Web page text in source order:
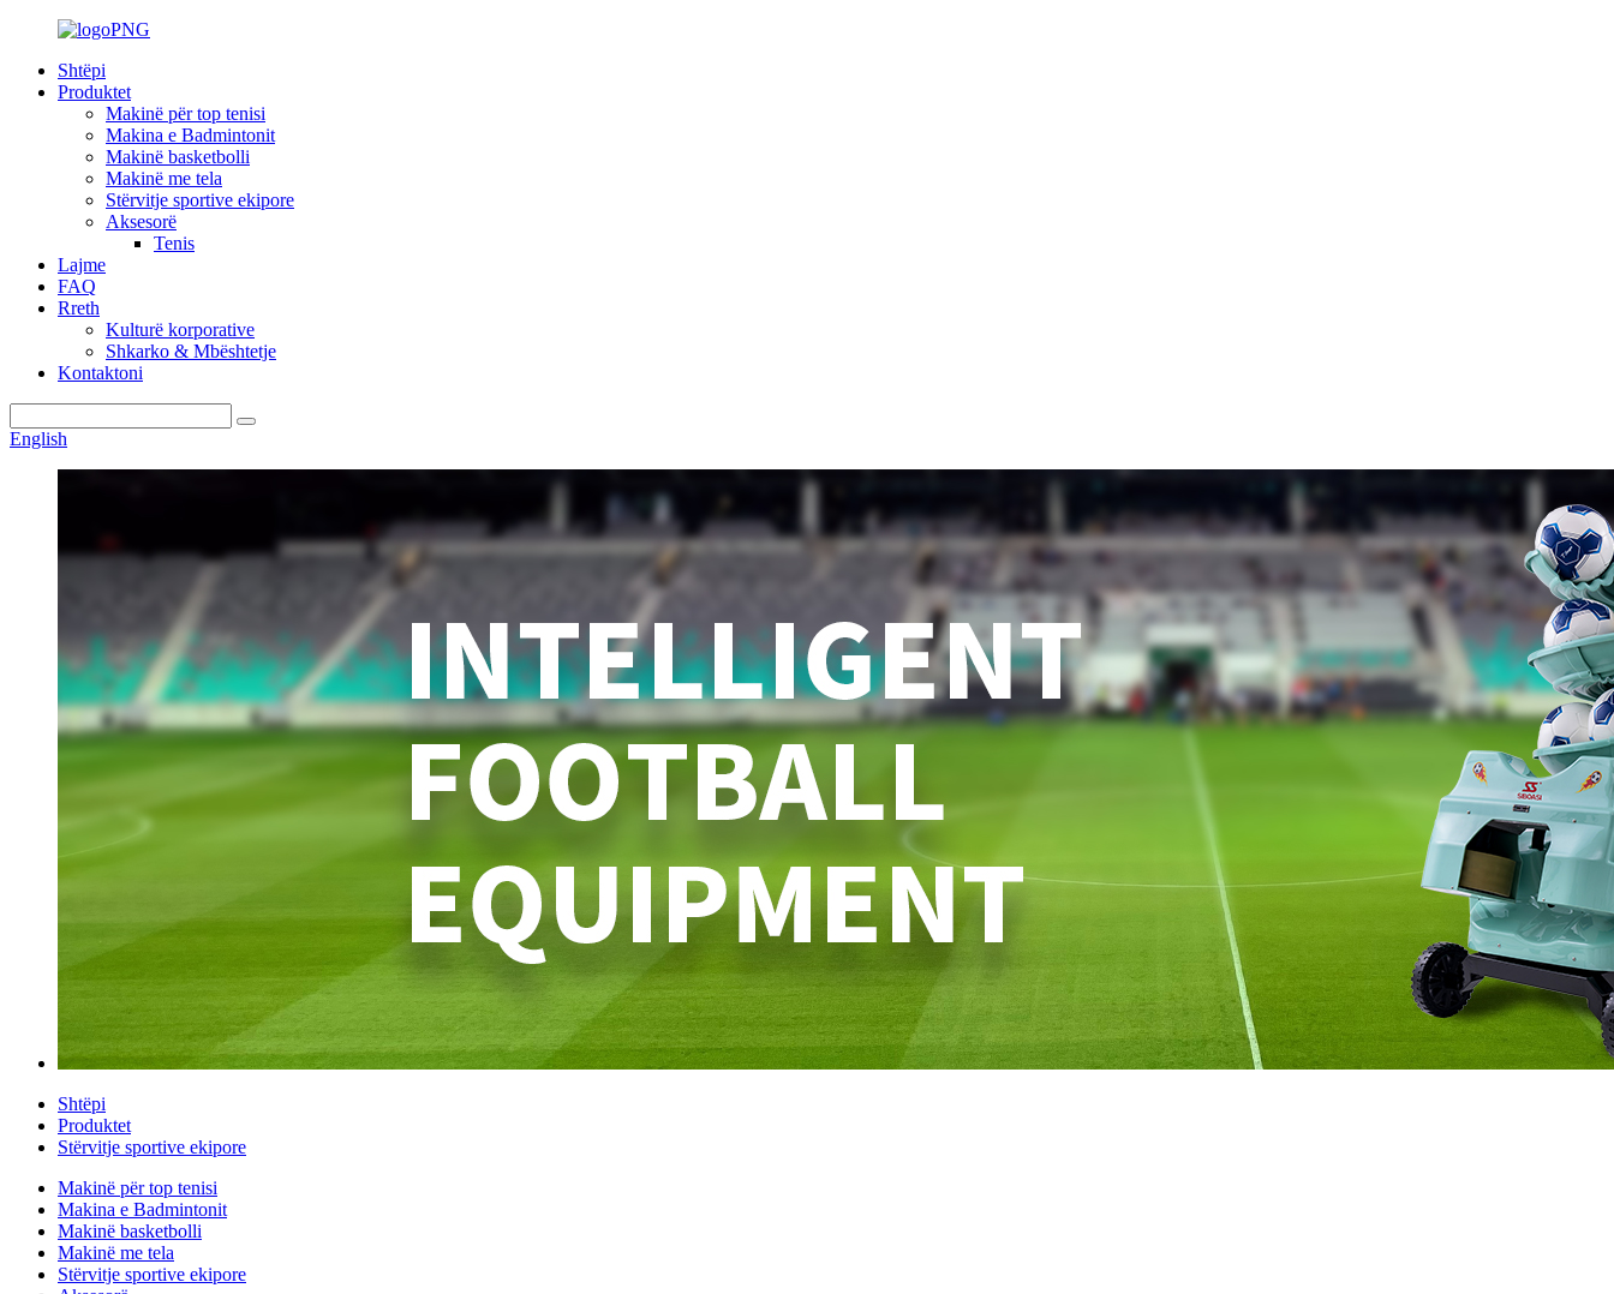
Shtëpi
Produktet
Makinë për top tenisi
Makina e Badmintonit
Makinë basketbolli
Makinë me tela
Stërvitje sportive ekipore
Aksesorë
Tenis
Lajme
FAQ
Rreth
Kulturë korporative
Shkarko & Mbështetje
Kontaktoni
English
Shtëpi
Produktet
Stërvitje sportive ekipore
Makinë për top tenisi
Makina e Badmintonit
Makinë basketbolli
Makinë me tela
Stërvitje sportive ekipore